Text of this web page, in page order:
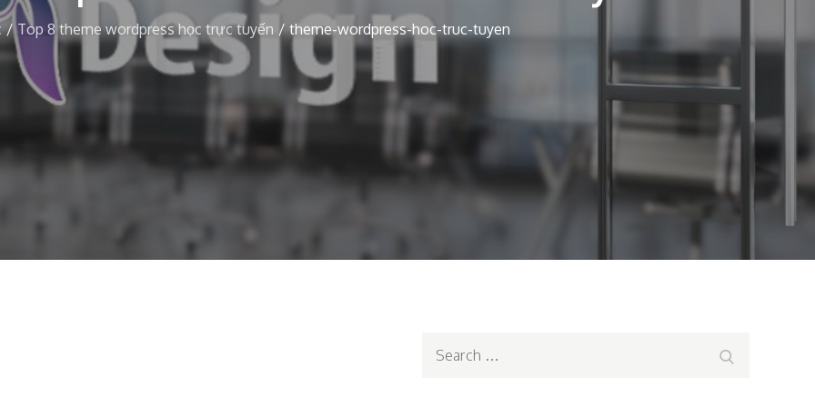
Top 8 theme wordpress học trực tuyến theme-wordpress-hoc-truc-tuyen
Search